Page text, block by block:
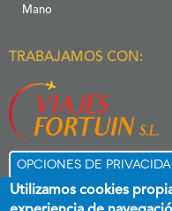
Mano
TRABAJAMOS CON:
C/ Menéndez Pelayo 6
Opciones de
Utilizamos cookies